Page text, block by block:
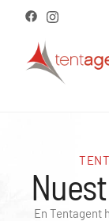
En Tentagent